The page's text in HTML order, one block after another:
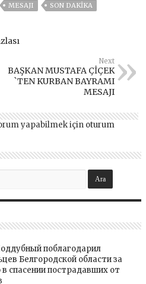
MESAJI SON DAKIKA
Next
BAŞKAN MUSTAFA ÇİÇEK
`TEN KURBAN BAYRAMI
MESAJI
yapabilmek için oturum
поблагодарил
Белгородской области за
спасении пострадавших от